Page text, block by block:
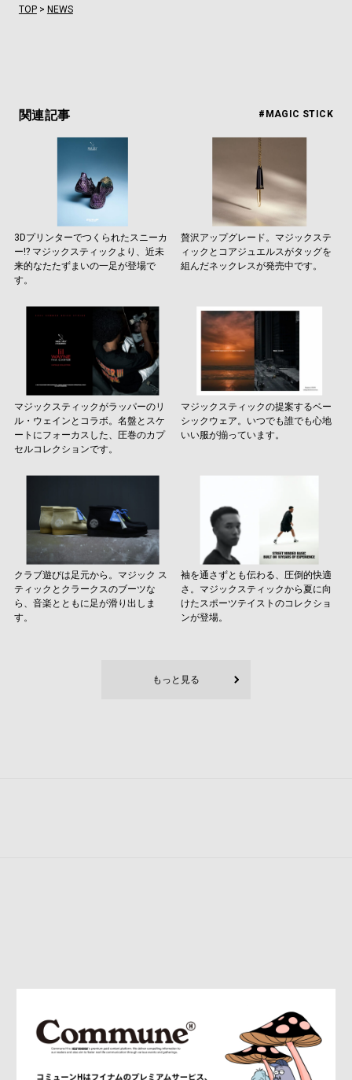
TOP> NEWS
関連記事 #MAGIC STICK
3Dプリンターでつくられたスニーカ
ー!? マジックスティックより、近未
来的なたたずまいの一足が登場で
す。
贅沢アップグレード。マジックステ
ィックとコアジュエルスがタッグを
組んだネックレスが発売中です。
マジックスティックがラッパーのリ
ル・ウェインとコラボ。名盤とスケ
ートにフォーカスした、圧巻のカプ
セルコレクションです。
マジックスティックの提案するベー
シックウェア。いつでも誰でも心地
いい服が揃っています。
クラブ遊びは足元から。マジック ス
ティックとクラークスのブーツな
ら、音楽とともに足が滑り出しま
す。
袖を通さずとも伝わる、圧倒的快適
さ。マジックスティックから夏に向
けたスポーツテイストのコレクショ
ンが登場。
もっと見る